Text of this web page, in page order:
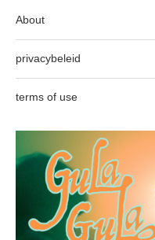
About
privacybeleid
terms of use